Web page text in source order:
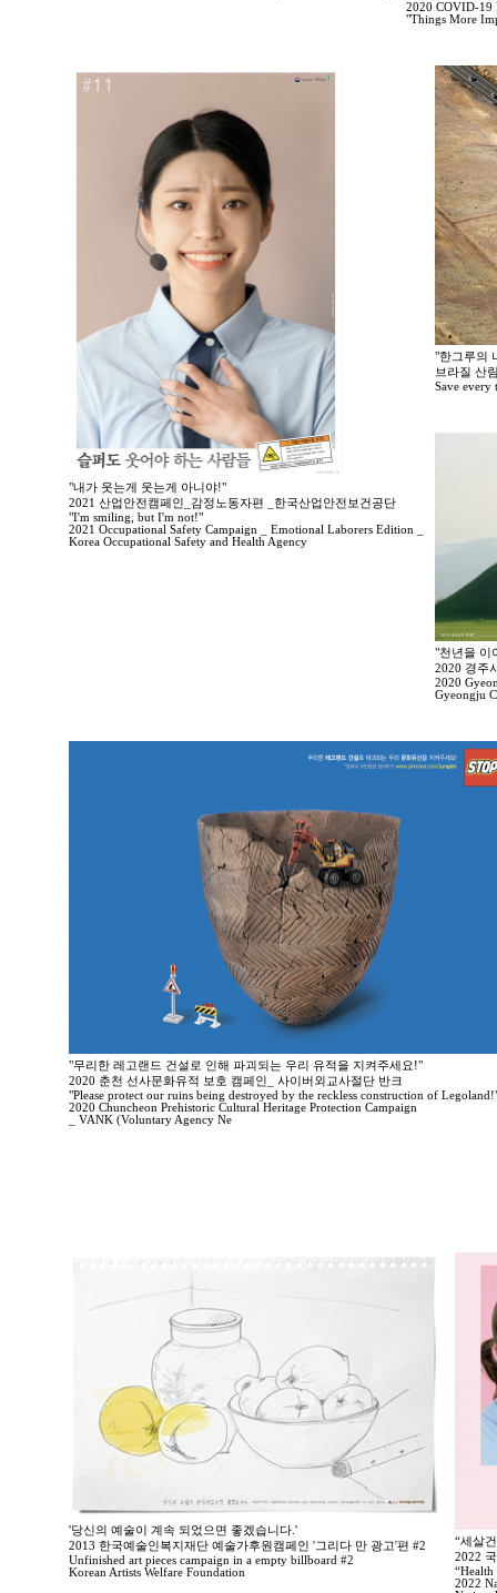
2020 COVID-19
"Things More
"내가 웃는게 웃는게 아니야!"
2021 산업안전캠페인_감정노동자편 _한국산업안전보건공단
"I'm smiling, but I'm not!"
2021 Occupational Safety Campaign _ Emotional Laborers Edition _
Korea Occupational Safety and Health Agency
"한그루의
브라질 산
Save every
"천년을 이
2020 경주
2020
Gyeongju
"무리한 레고랜드 건설로 인해 파괴되는 우리 유적을 지켜주세요!"
2020 춘천 선사문화유적 보호 캠페인_ 사이버외교사절단 반크
"Please protect our ruins being destroyed by the reckless construction of
2020 Chuncheon Prehistoric Cultural Heritage Protection Campaign
_ VANK (Voluntary Agency Ne
'당신의 예술이 계속 되었으면 좋겠습니다.'
2013 한국예술인복지재단 예술가후원캠페인 '그리다 만 광고'편 #2
Unfinished art pieces campaign in a empty billboard #2
Korean Artists Welfare Foundation
“세살
2022
2022